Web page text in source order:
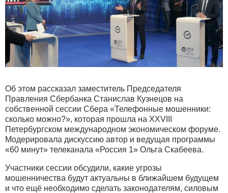
Об этом рассказал заместитель Председателя
Правления Сбербанка Станислав Кузнецов на
собственной сессии Сбера «Телефонные мошенники:
сколько можно?», которая прошла на XXVIII
Петербургском международном экономическом форуме.
Модерировала дискуссию автор и ведущая программы
«60 минут» телеканала «Россия 1» Ольга Скабеева.
Участники сессии обсудили, какие угрозы
мошенничества будут актуальны в ближайшем будущем
и что ещё необходимо сделать законодателям, силовым